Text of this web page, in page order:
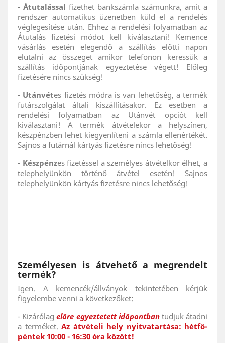
- Átutalással fizethet bankszámla számunkra, amit a
rendszer automatikus üzenetben küld el a rendelés
véglegesítése után. Ehhez a rendelési folyamatban az
Átutalás fizetési módot kell kiválasztani! Kemence
vásárlás esetén elegendő a szállítás előtti napon
elutalni az összeget amikor telefonon keressük a
szállítás időpontjának egyeztetése végett! Előleg
fizetésére nincs szükség!
- Utánvétes fizetés módra is van lehetőség, a termék
futárszolgálat általi kiszállításakor. Ez esetben a
rendelési folyamatban az Utánvét opciót kell
kiválasztani! A termék átvételekor a helyszínen,
készpénzben lehet kiegyenlíteni a számla ellenértékét.
Sajnos a futárnál kártyás fizetésre nincs lehetőség!
- Készpénzes fizetéssel a személyes átvételkor élhet, a
telephelyünkön történő átvétel esetén! Sajnos
telephelyünkön kártyás fizetésre nincs lehetőség!
Személyesen is átvehető a megrendelt
termék?
Igen. A kemencék/állványok tekintetében kérjük
figyelembe venni a következőket:
- Kizárólagelőre egyeztetett időpontbantudjuk átadni
a terméket. Az átvételi hely nyitvatartása: hétfő-
péntek 10:00 - 16:30 óra között!